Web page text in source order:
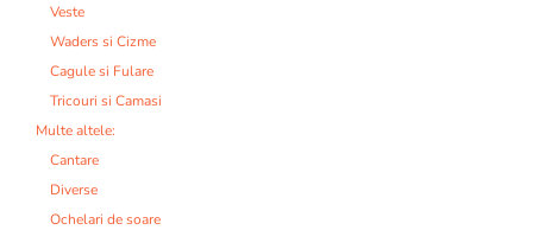
Veste
Waders si Cizme
Cagule si Fulare
Tricouri si Camasi
Multe altele:
Cantare
Diverse
Ochelari de soare